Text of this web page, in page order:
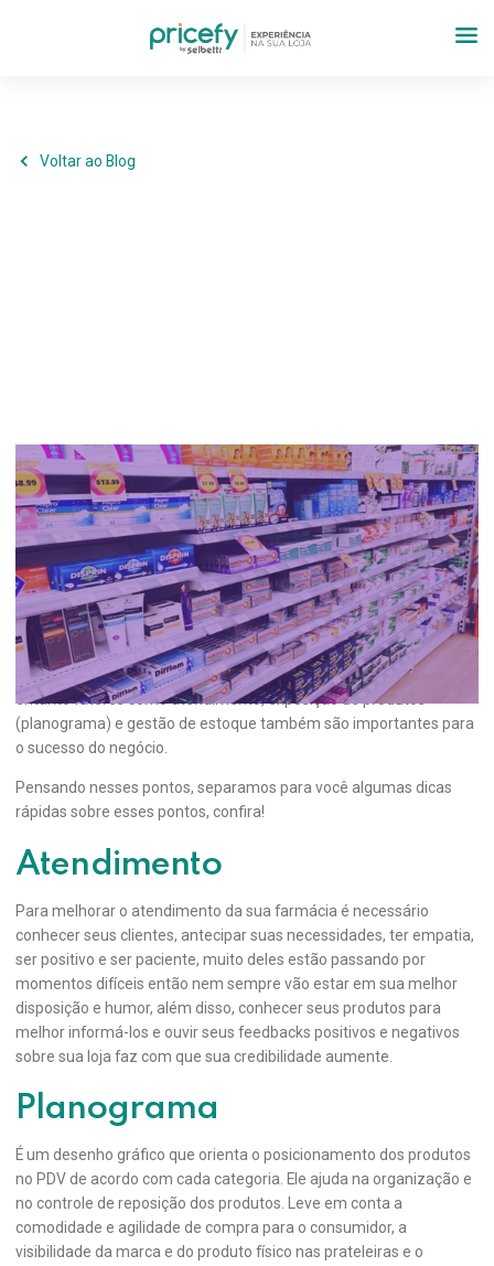
Voltar ao Blog
Operações,Farmácias
Pontos de atenção para gestão de
Farmácias e Drogarias
O sucesso de uma farmácia depende de muitos fatores, desde o
poder de negociação com os fornecedores passando pela
localização dos pontos de venda e pelo fator de conveniência. No
entanto fatores como atendimento, exposição de produtos
(planograma) e gestão de estoque também são importantes para
o sucesso do negócio.
Pensando nesses pontos, separamos para você algumas dicas
rápidas sobre esses pontos, confira!
Atendimento
Para melhorar o atendimento da sua farmácia é necessário
conhecer seus clientes, antecipar suas necessidades, ter empatia,
ser positivo e ser paciente, muito deles estão passando por
momentos difíceis então nem sempre vão estar em sua melhor
disposição e humor, além disso, conhecer seus produtos para
melhor informá-los e ouvir seus feedbacks positivos e negativos
sobre sua loja faz com que sua credibilidade aumente.
Planograma
É um desenho gráfico que orienta o posicionamento dos produtos
no PDV de acordo com cada categoria. Ele ajuda na organização e
no controle de reposição dos produtos. Leve em conta a
comodidade e agilidade de compra para o consumidor, a
visibilidade da marca e do produto físico nas prateleiras e o